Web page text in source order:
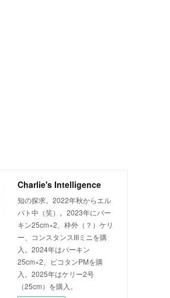
Charlie's Intelligence
知の探求。2022年秋からエル
パト中（笑）。2023年にバー
キン25cm×2、枠外（？）ケリ
ー、コンスタンスIIIミニを購
入。2024年はバーキン
25cm×2、ピコタンPMを購
入。2025年はケリー2号
（25cm）を購入。